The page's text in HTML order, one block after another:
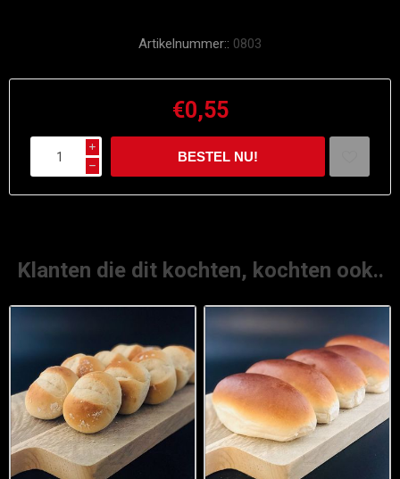
Artikelnummer:: 0803
€0,55
i
h
Klanten die dit kochten, kochten ook..